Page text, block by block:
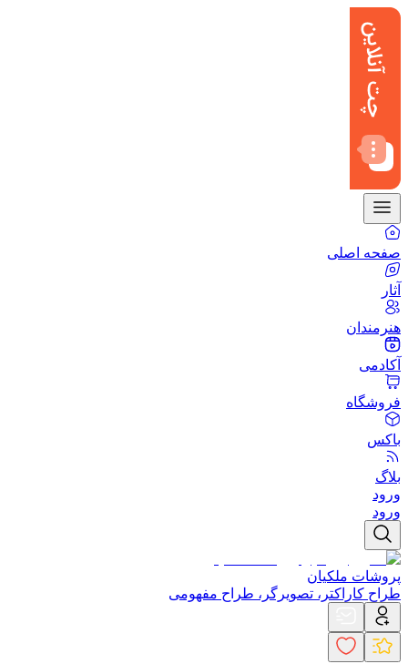
صفحه اصلی
آثار
هنرمندان
آکادمی
فروشگاه
باکس
بلاگ
ورود
ورود
پروشات ملکیان
طراح کاراکتر، تصویرگر، طراح مفهومی